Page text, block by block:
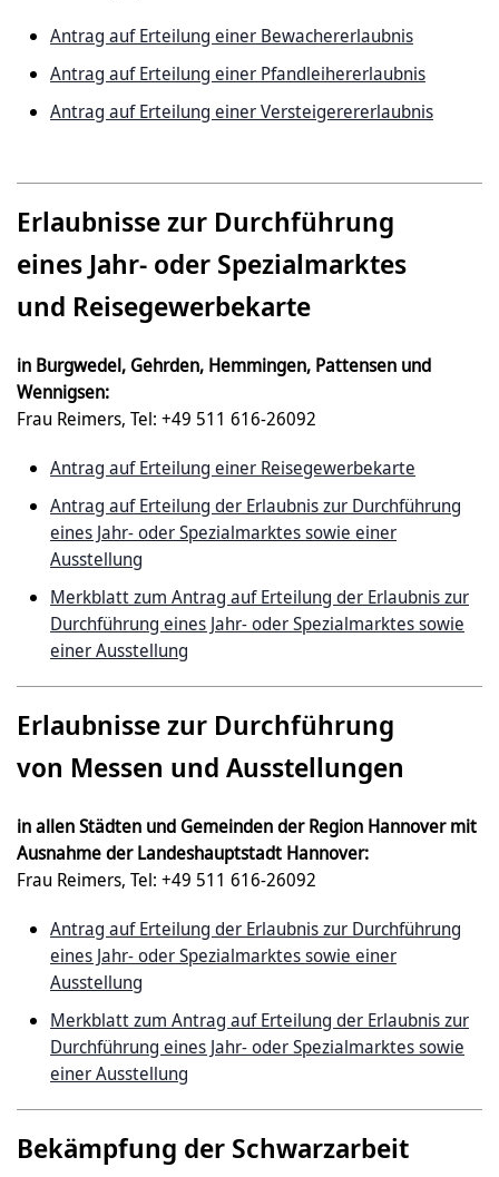
Antrag auf Erteilung einer Bewachererlaubnis
Antrag auf Erteilung einer Pfandleihererlaubnis
Antrag auf Erteilung einer Versteigerererlaubnis
Erlaubnisse zur Durchführung
eines Jahr- oder Spezialmarktes
und Reisegewerbekarte
in Burgwedel, Gehrden, Hemmingen, Pattensen und
Wennigsen:
Frau Reimers, Tel: +49 511 616-26092
Antrag auf Erteilung einer Reisegewerbekarte
Antrag auf Erteilung der Erlaubnis zur Durchführung
eines Jahr- oder Spezialmarktes sowie einer
Ausstellung
Merkblatt zum Antrag auf Erteilung der Erlaubnis zur
Durchführung eines Jahr- oder Spezialmarktes sowie
einer Ausstellung
Erlaubnisse zur Durchführung
von Messen und Ausstellungen
in allen Städten und Gemeinden der Region Hannover mit
Ausnahme der Landeshauptstadt Hannover:
Frau Reimers, Tel: +49 511 616-26092
Antrag auf Erteilung der Erlaubnis zur Durchführung
eines Jahr- oder Spezialmarktes sowie einer
Ausstellung
Merkblatt zum Antrag auf Erteilung der Erlaubnis zur
Durchführung eines Jahr- oder Spezialmarktes sowie
einer Ausstellung
Bekämpfung der Schwarzarbeit